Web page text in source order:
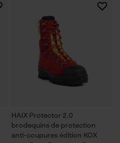
HAIX Protector 2.0
brodequins de protection
anti-coupures édition KOX